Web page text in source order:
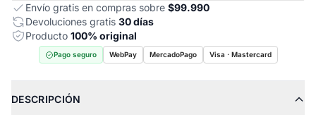
Envío gratis en compras sobre $99.990
Devoluciones gratis 30 días
Producto 100% original
Pago seguro WebPay MercadoPago Visa · Mastercard
DESCRIPCIÓN